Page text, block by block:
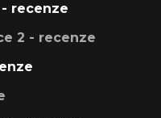
recenze
2 - recenze